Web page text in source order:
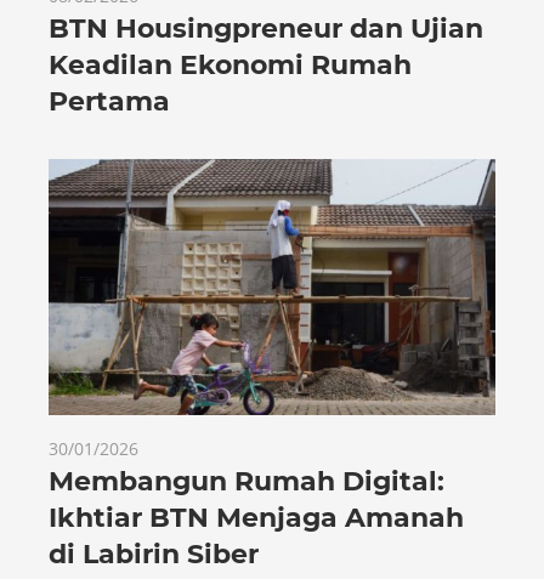
BTN Housingpreneur dan Ujian
Keadilan Ekonomi Rumah
Pertama
30/01/2026
Membangun Rumah Digital:
Ikhtiar BTN Menjaga Amanah
di Labirin Siber